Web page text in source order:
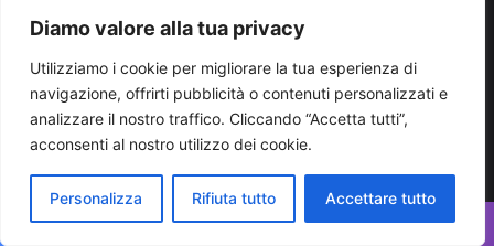
Diamo valore alla tua privacy
Utilizziamo i cookie per migliorare la tua esperienza di
navigazione, offrirti pubblicità o contenuti personalizzati e
analizzare il nostro traffico. Cliccando “Accetta tutti”,
acconsenti al nostro utilizzo dei cookie.
Personalizza Rifiuta tutto Accettare tutto
riuniti registrato presso il tribunale di Taranto al n. 569/2000 del
24/10/2000. Direttore responsabile Antonio Rubino
Cerco/Vendo
Offerte di lavoro Puglia Archivio
Contatti
Cookies Policy
Privacy Policy Info pubblicità elettorale
Facebook
X